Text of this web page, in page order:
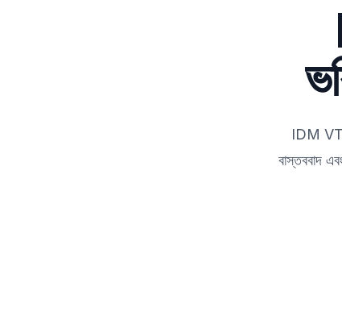
IDM
বাস্তববাদ